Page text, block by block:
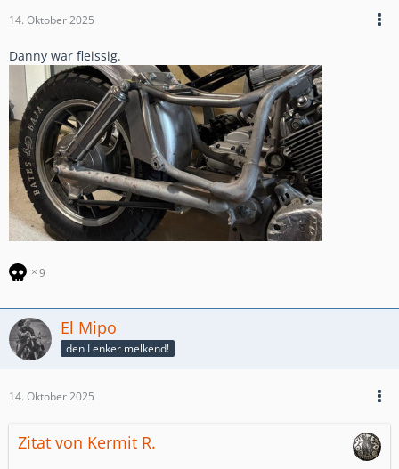
14. Oktober 2025
Danny war fleissig.
9
El Mipo
den Lenker melkend!
14. Oktober 2025
Zitat von Kermit R.